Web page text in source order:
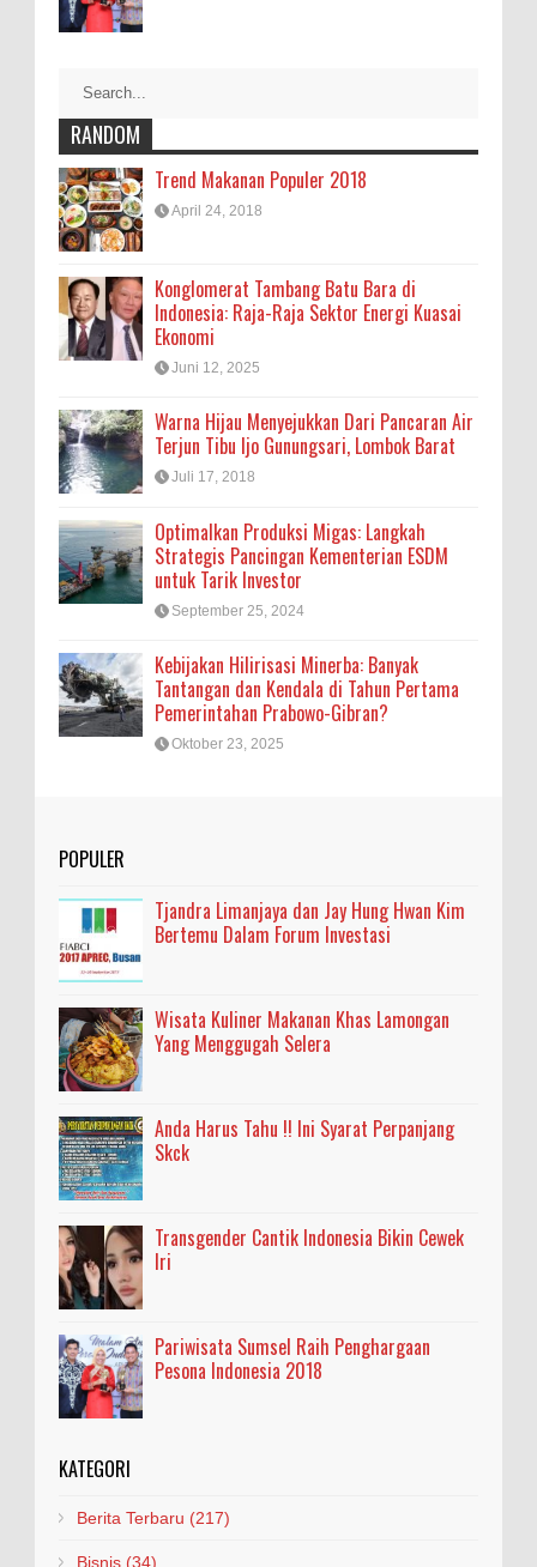
RANDOM
Trend Makanan Populer 2018
April 24, 2018
Konglomerat Tambang Batu Bara di
Indonesia: Raja-Raja Sektor Energi Kuasai
Ekonomi
Juni 12, 2025
Warna Hijau Menyejukkan Dari Pancaran Air
Terjun Tibu Ijo Gunungsari, Lombok Barat
Juli 17, 2018
Optimalkan Produksi Migas: Langkah
Strategis Pancingan Kementerian ESDM
untuk Tarik Investor
September 25, 2024
Kebijakan Hilirisasi Minerba: Banyak
Tantangan dan Kendala di Tahun Pertama
Pemerintahan Prabowo-Gibran?
Oktober 23, 2025
POPULER
Tjandra Limanjaya dan Jay Hung Hwan Kim
Bertemu Dalam Forum Investasi
Wisata Kuliner Makanan Khas Lamongan
Yang Menggugah Selera
Anda Harus Tahu !! Ini Syarat Perpanjang
Skck
Transgender Cantik Indonesia Bikin Cewek
Iri
Pariwisata Sumsel Raih Penghargaan
Pesona Indonesia 2018
KATEGORI
Berita Terbaru (217)
Bisnis (34)